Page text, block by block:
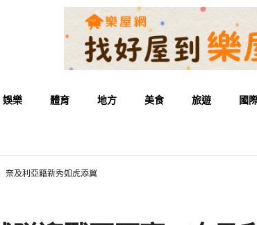
娛樂 體育 地方 美食 旅遊 國
及利亞籍新秀如虎添翼